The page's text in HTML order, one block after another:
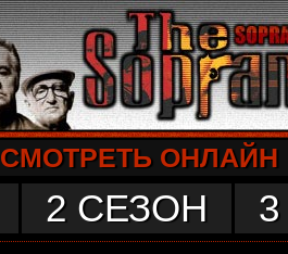
СМОТРЕТЬ ОНЛАЙН
2 СЕЗОН